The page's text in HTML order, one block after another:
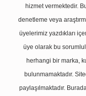
hizmet vermektedir.
denetleme veya
üyelerimiz yazdıkları
üye olarak bu
herhangi bir marka,
bulunmamaktadır.
paylaşılmaktadır.